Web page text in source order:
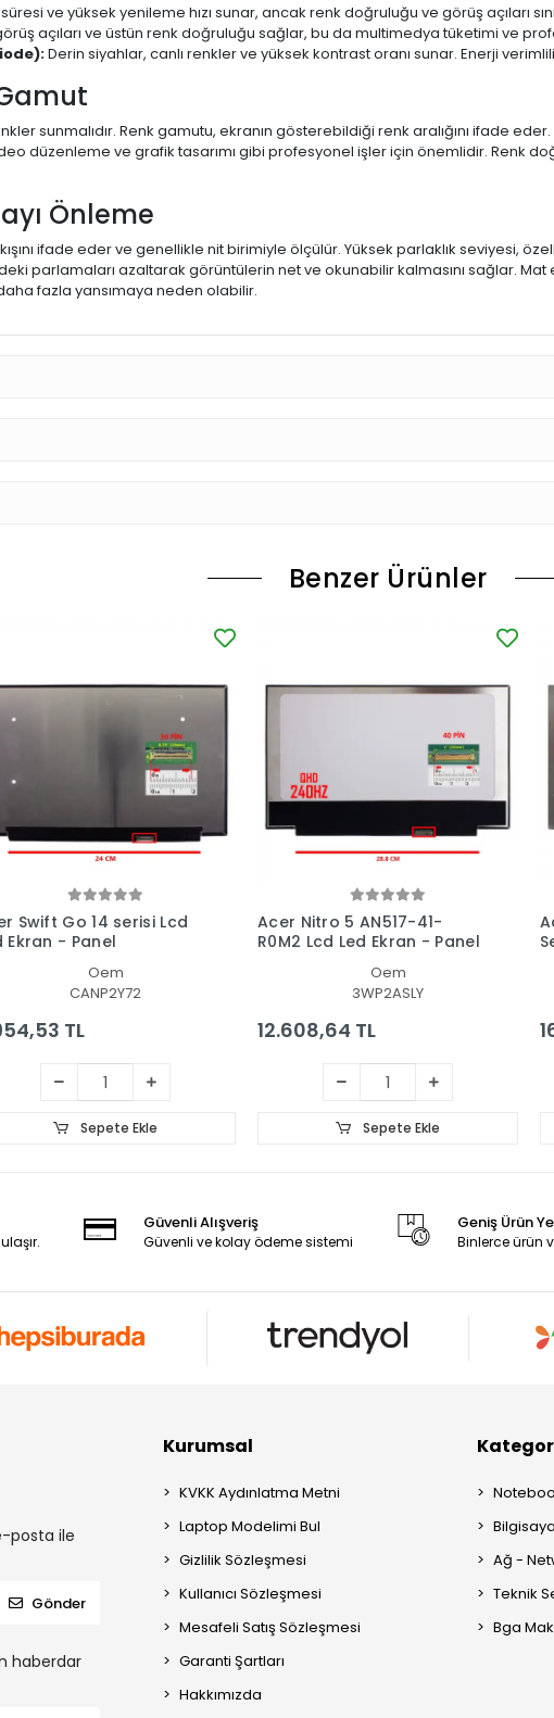
süresi ve yüksek yenileme hızı sunar, ancak renk doğruluğu ve görüş açıları
açıları ve üstün renk doğruluğu sağlar, bu da multimedya tüketimi ve
Derin siyahlar, canlı renkler ve yüksek kontrast oranı sunar. Enerji
sunmalıdır. Renk gamutu, ekranın gösterebildiği renk aralığını ifade
düzenleme ve grafik tasarımı gibi profesyonel işler için önemlidir. Renk
Önleme
ifade eder ve genellikle nit birimiyle ölçülür. Yüksek parlaklık seviyesi,
parlamaları azaltarak görüntülerin net ve okunabilir kalmasını sağlar.
fazla yansımaya neden olabilir.
Benzer Ürünler
Swift Go 14 serisi Lcd
Ekran - Panel
Oem
CANP2Y72
TL
Sepete Ekle
Acer Nitro 5 AN517-41-
R0M2 Lcd Led Ekran - Panel
Oem
3WP2ASLY
12.608,64 TL
Sepete Ekle
Güvenli Alışveriş
Güvenli ve kolay ödeme sistemi
Geniş Ürün
Binlerce ürün
posta ile
Gönder
haberdar
Kurumsal
KVKK Aydınlatma Metni
Laptop Modelimi Bul
Gizlilik Sözleşmesi
Kullanıcı Sözleşmesi
Mesafeli Satış Sözleşmesi
Garanti Şartları
Hakkımızda
Ağ -
Teknik
Bga